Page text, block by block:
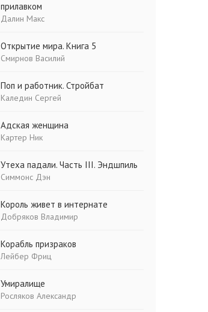
прилавком
Далин Макс
Открытие мира. Книга 5
Смирнов Василий
Поп и работник. Стройбат
Каледин Сергей
Адская женщина
Картер Ник
Утеха падали. Часть III. Эндшпиль
Симмонс Дэн
Король живет в интернате
Добряков Владимир
Корабль призраков
Лейбер Фриц
Умиралище
Росляков Александр